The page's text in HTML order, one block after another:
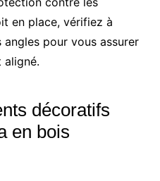
en place, vérifiez à
pour vous assurer
décoratifs
en bois